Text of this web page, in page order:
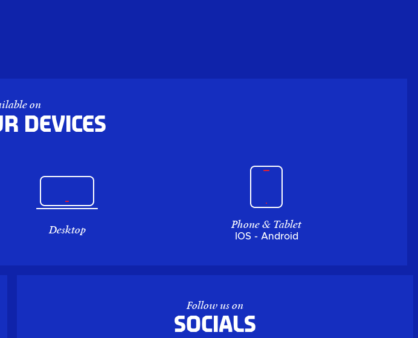
on
devices
Desktop Phone & Tablet
IOS - Android
Follow us on
Socials